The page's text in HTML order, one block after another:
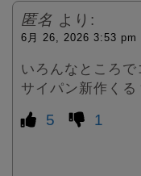
匿名 より:
6月 26, 2026 3:53 pm
いろんなところ
サイパン新作くる
5 1